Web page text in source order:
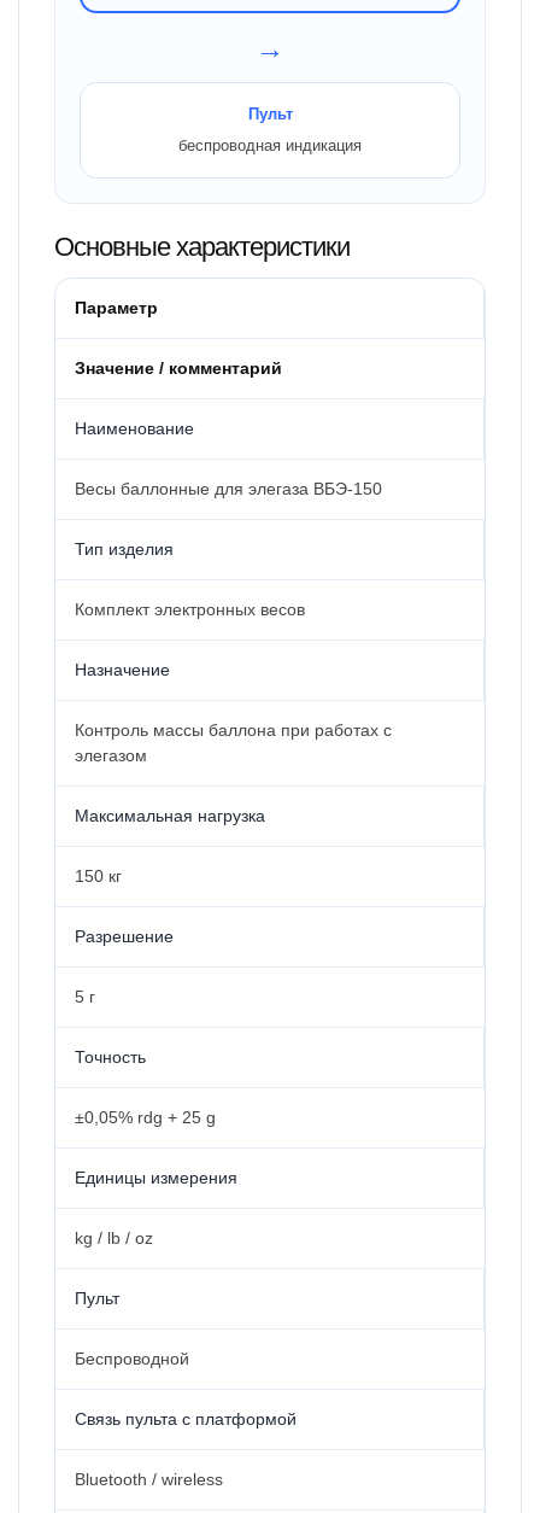
→
Пульт
беспроводная индикация
Основные характеристики
Параметр
Значение / комментарий
Наименование
Весы баллонные для элегаза ВБЭ-150
Тип изделия
Комплект электронных весов
Назначение
Контроль массы баллона при работах с
элегазом
Максимальная нагрузка
150 кг
Разрешение
5 г
Точность
±0,05% rdg + 25 g
Единицы измерения
kg / lb / oz
Пульт
Беспроводной
Связь пульта с платформой
Bluetooth / wireless